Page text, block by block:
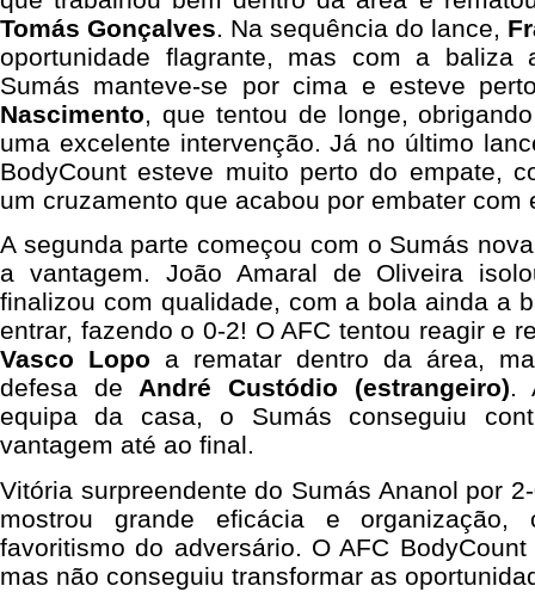
Tomás Gonçalves. Na sequência do lance,
oportunidade flagrante, mas com a baliza
Sumás manteve-se por cima e esteve
Nascimento, que tentou de longe,
uma excelente intervenção. Já no último
BodyCount esteve muito perto do empate,
um cruzamento que acabou por embater com
A segunda parte começou com o Sumás
a vantagem. João Amaral de Oliveira
finalizou com qualidade, com a bola ainda a
entrar, fazendo o 0-2! O AFC tentou reagir e
Vasco Lopo a rematar dentro da área,
defesa de André Custódio (estrangeiro).
equipa da casa, o Sumás conseguiu
vantagem até ao final.
Vitória surpreendente do Sumás Ananol por
mostrou grande eficácia e organização,
favoritismo do adversário. O AFC
mas não conseguiu transformar as